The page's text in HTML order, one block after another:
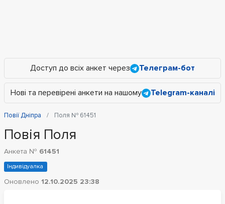
Доступ до всіх анкет через Телеграм-бот
Нові та перевірені анкети на нашому Telegram-каналі
Повії Дніпра Поля № 61451
Повія Поля
Анкета № 61451
Індивідуалка
Оновлено 12.10.2025 23:38